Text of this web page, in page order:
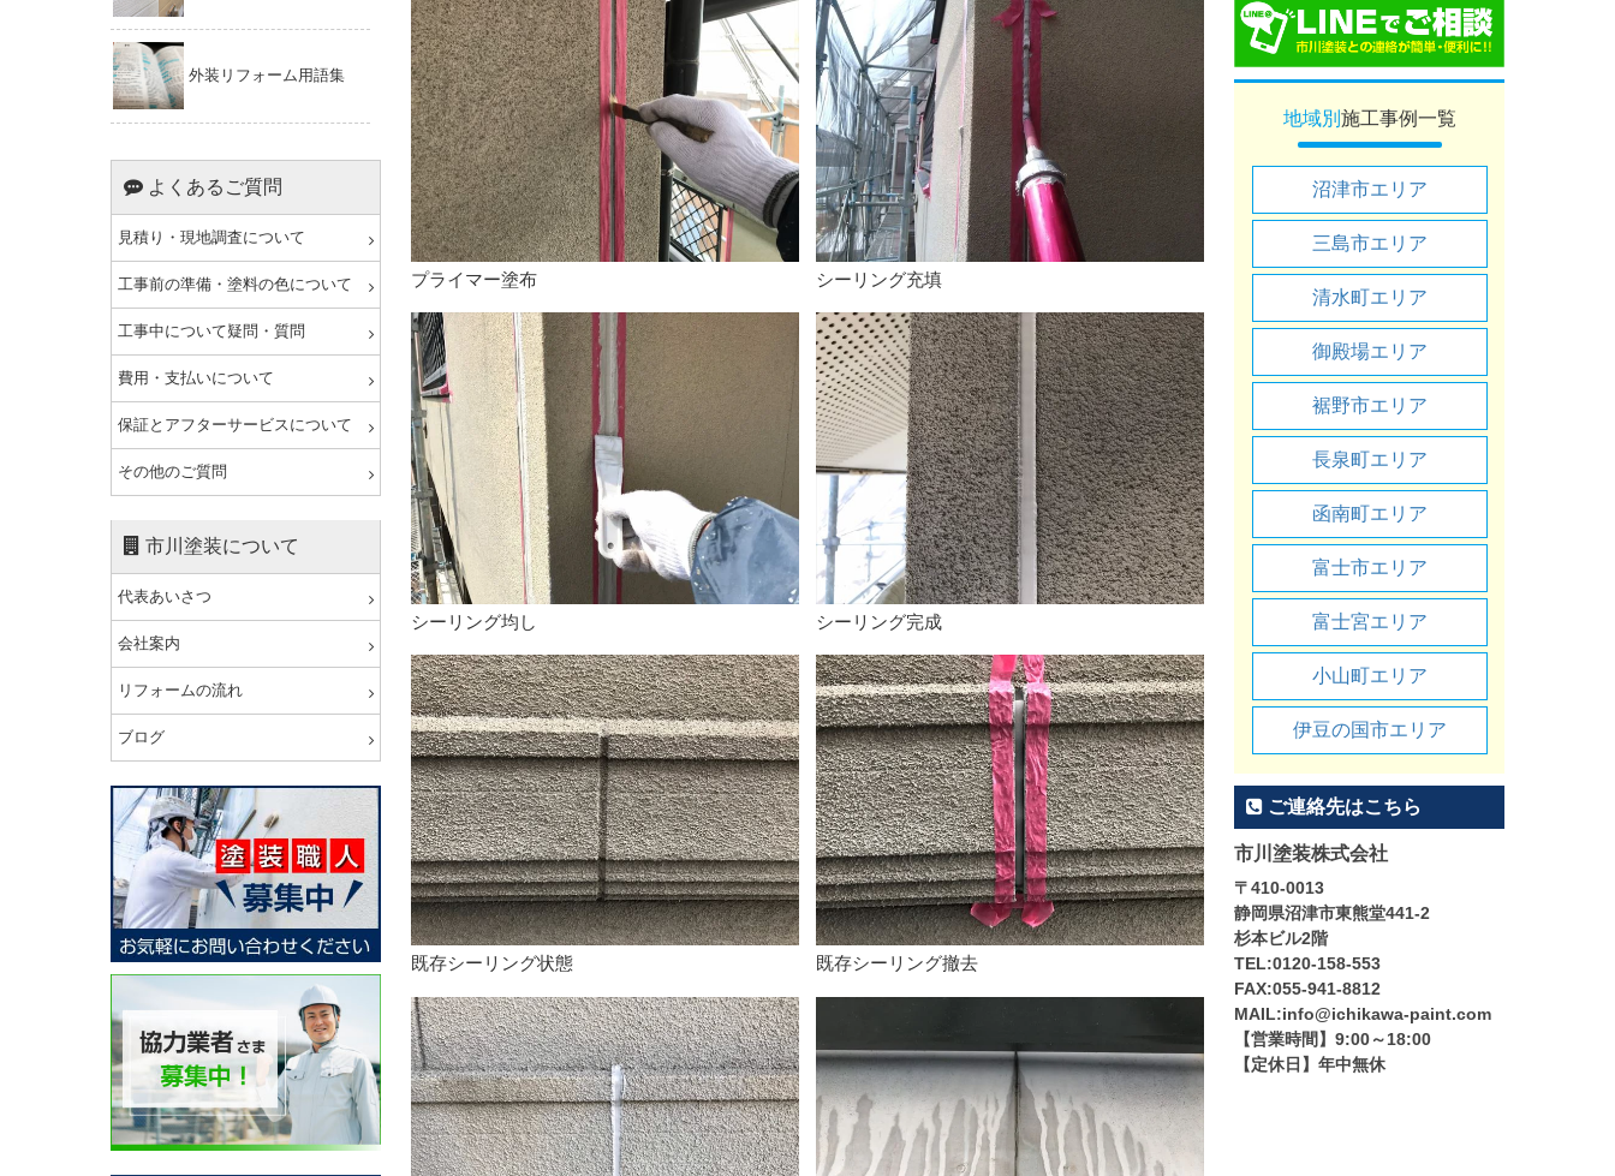
外装リフォーム用語集
よくあるご質問
見積り・現地調査について
工事前の準備・塗料の色について
工事中について疑問・質問
費用・支払いについて
保証とアフターサービスについて
その他のご質問
市川塗装について
代表あいさつ
会社案内
リフォームの流れ
ブログ
プライマー塗布 シーリング充填
シーリング均し シーリング完成
既存シーリング状態 既存シーリング撤去
地域別 施工事例一覧
沼津市エリア
三島市エリア
清水町エリア
御殿場エリア
裾野市エリア
長泉町エリア
函南町エリア
富士市エリア
富士宮エリア
小山町エリア
伊豆の国市エリア
ご連絡先はこちら
市川塗装株式会社
〒410-0013
静岡県沼津市東熊堂441-2
杉本ビル2階
TEL:0120-158-553
FAX:055-941-8812
MAIL:info@ichikawa-paint.com
【営業時間】9:00～18:00
【定休日】年中無休